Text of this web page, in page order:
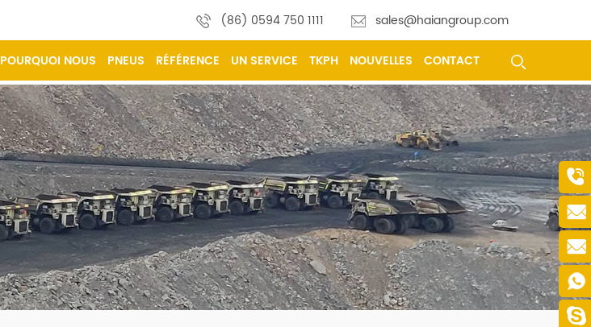
(86) 0594 750 1111 sales@haiangroup.com
POURQUOI NOUS PNEUS RÉFÉRENCE UN SERVICE TKPH NOUVELLES CONTACT